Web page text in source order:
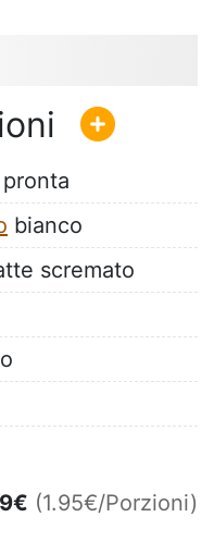
pronta
bianco
scremato
€ (1.95€/Porzioni)